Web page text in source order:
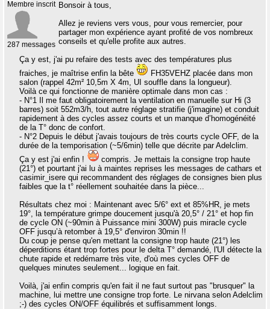
Membre inscrit
287 messages
Bonsoir à tous,
Allez je reviens vers vous, pour vous remercier, pour
partager mon expérience ayant profité de vos nombreux
conseils et qu'elle profite aux autres.
Ça y est, j'ai pu refaire des tests avec des températures plus
fraiches, je maîtrise enfin la bête
FH35VEHZ placée dans mon
salon (rappel 42m² 10,5m X 4m, UI souffle dans la longueur).
Voilà ce qui fonctionne de manière optimale dans mon cas :
- N°1 Il me faut obligatoirement la ventilation en manuelle sur Hi (3
barres) soit 552m3/h, tout autre réglage stratifie (j'imagine) et conduit
rapidement à des cycles assez courts et un manque d’homogénéité
de la T° donc de confort.
- N°2 Depuis le début j'avais toujours de très courts cycle OFF, de la
durée de la temporisation (~5/6min) telle que décrite par Adelclim.
Ça y est j'ai enfin !
compris. Je mettais la consigne trop haute
(21°) et pourtant j'ai lu à maintes reprises les messages de cathars et
casimir_isere qui recommandent des réglages de consignes bien plus
faibles que la t° réellement souhaitée dans la pièce...
Résultats chez moi : Maintenant avec 5/6° ext et 85%HR, je mets
19°, la température grimpe doucement jusqu'à 20,5° / 21° et hop fin
de cycle ON (~90min à Puissance mini 300W) puis miracle cycle
OFF jusqu’à retomber à 19,5° d'environ 30min !!
Du coup je pense qu'en mettant la consigne trop haute (21°) les
déperditions étant trop fortes pour le delta T° demandé, l'UI détecte la
chute rapide et redémarre très vite, d'où mes cycles OFF de
quelques minutes seulement... logique en fait.
Voilà, j'ai enfin compris qu'en fait il ne faut surtout pas "brusquer" la
machine, lui mettre une consigne trop forte. Le nirvana selon Adelclim
;-) des cycles ON/OFF équilibrés et suffisamment longs.